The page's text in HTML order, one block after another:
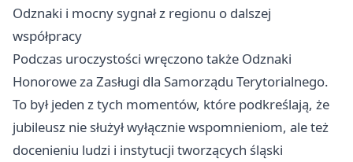
Odznaki i mocny sygnał z regionu o dalszej
współpracy
Podczas uroczystości wręczono także Odznaki
Honorowe za Zasługi dla Samorządu Terytorialnego.
To był jeden z tych momentów, które podkreślają, że
jubileusz nie służył wyłącznie wspomnieniom, ale też
docenieniu ludzi i instytucji tworzących śląski